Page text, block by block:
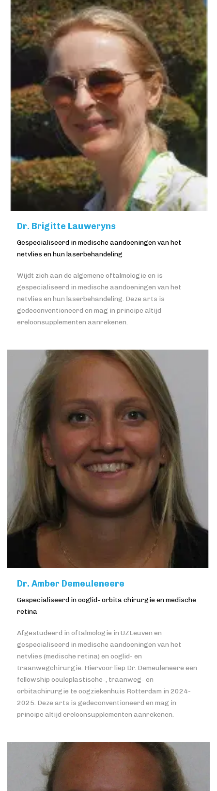
Dr. Brigitte Lauweryns
Gespecialiseerd in medische aandoeningen van het
netvlies en hun laserbehandeling
Wijdt zich aan de algemene oftalmologie en is
gespecialiseerd in medische aandoeningen van het
netvlies en hun laserbehandeling. Deze arts is
gedeconventioneerd en mag in principe altijd
ereloonsupplementen aanrekenen.
Dr. Amber Demeuleneere
Gespecialiseerd in ooglid- orbita chirurgie en medische
retina
Afgestudeerd in oftalmologie in UZLeuven en
gespecialiseerd in medische aandoeningen van het
netvlies (medische retina) en ooglid- en
traanwegchirurgie. Hiervoor liep Dr. Demeuleneere een
fellowship oculoplastische-, traanweg- en
orbitachirurgie te oogziekenhuis Rotterdam in 2024-
2025. Deze arts is gedeconventioneerd en mag in
principe altijd ereloonsupplementen aanrekenen.